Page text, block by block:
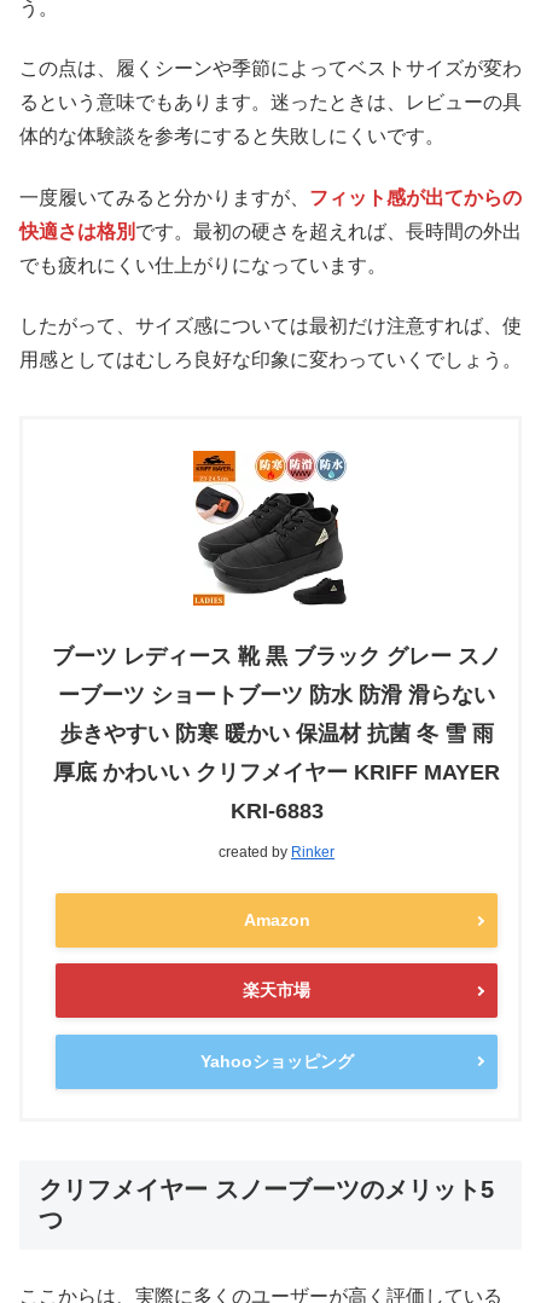
う。
この点は、履くシーンや季節によってベストサイズが変わ
るという意味でもあります。迷ったときは、レビューの具
体的な体験談を参考にすると失敗しにくいです。
一度履いてみると分かりますが、 フィット感が出てからの
快適さは格別 です。最初の硬さを超えれば、長時間の外出
でも疲れにくい仕上がりになっています。
したがって、サイズ感については最初だけ注意すれば、使
用感としてはむしろ良好な印象に変わっていくでしょう。
ブーツ レディース 靴 黒 ブラック グレー スノ
ーブーツ ショートブーツ 防水 防滑 滑らない
歩きやすい 防寒 暖かい 保温材 抗菌 冬 雪 雨
厚底 かわいい クリフメイヤー KRIFF MAYER
KRI-6883
created by Rinker
Amazon
楽天市場
Yahooショッピング
クリフメイヤー スノーブーツのメリット5
つ
ここからは、実際に多くのユーザーが高く評価している